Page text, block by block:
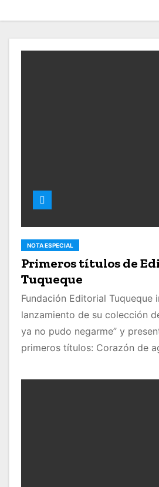
d
NOTA ESPECIAL
Primeros títulos de
Tuqueque
Fundación Editorial Tuqueque
lanzamiento de su colección
ya no pudo negarme” y
primeros títulos: Corazón de